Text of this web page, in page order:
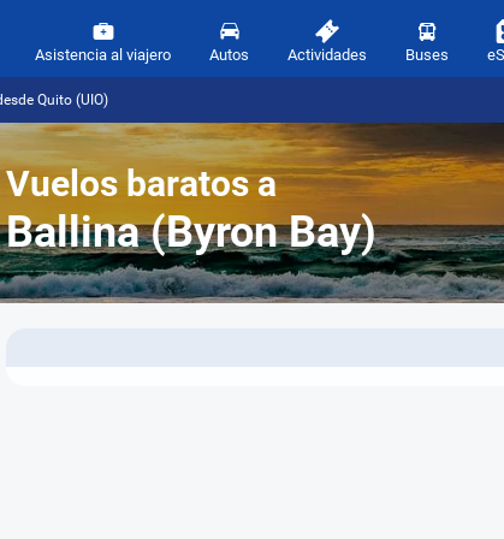
Asistencia al viajero Autos Actividades Buses
Quito (UIO)
Vuelos baratos a
Ballina (Byron Bay)